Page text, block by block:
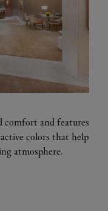
comfort and features
colors that help
atmosphere.